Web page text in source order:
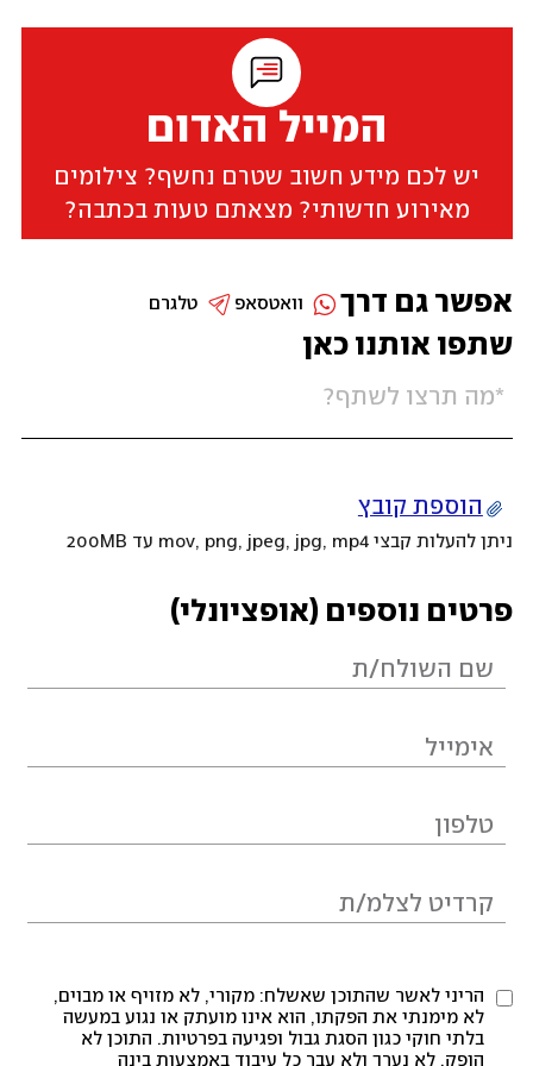
המייל האדום
יש לכם מידע חשוב שטרם נחשף? צילומים
מאירוע חדשותי? מצאתם טעות בכתבה?
שתפו אותנו כאן
הוספת קובץ
ניתן להעלות קבצי mov, png, jpeg, jpg, mp4 עד 200MB
פרטים נוספים (אופציונלי)
הריני לאשר שהתוכן שאשלח: מקורי, לא מזויף או מבוים,
לא מימנתי את הפקתו, הוא אינו מועתק או נגוע במעשה
בלתי חוקי כגון הסגת גבול ופגיעה בפרטיות. התוכן לא
הופק, לא נערך ולא עבר כל עיבוד באמצעות בינה
אפשר גם דרך טלגרם וואטסאפ